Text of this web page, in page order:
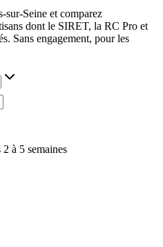
sur-Seine et comparez
dont le SIRET, la RC Pro et
Sans engagement, pour les
2 à 5 semaines